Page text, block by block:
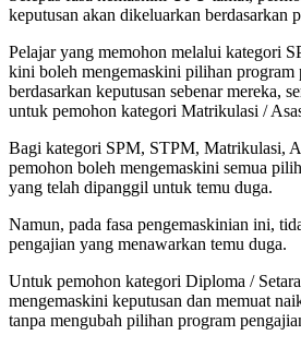
keputusan akan dikeluarkan berdasarkan
Pelajar yang memohon melalui kategori
kini boleh mengemaskini pilihan program
berdasarkan keputusan sebenar mereka,
untuk pemohon kategori Matrikulasi /
Bagi kategori SPM, STPM, Matrikulasi,
pemohon boleh mengemaskini semua
yang telah dipanggil untuk temu duga.
Namun, pada fasa pengemaskinian ini,
pengajian yang menawarkan temu duga.
Untuk pemohon kategori Diploma /
mengemaskini keputusan dan memuat
tanpa mengubah pilihan program